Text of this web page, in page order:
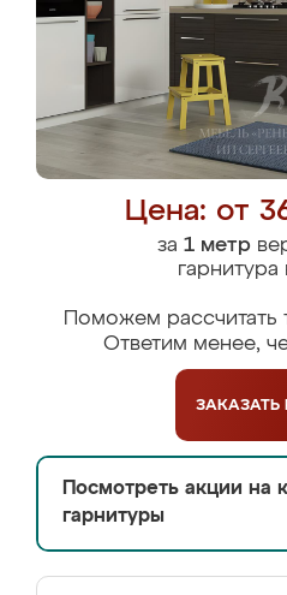
Цена: от
за 1 метр
гарнитура
Поможем рассчитать
Ответим менее,
ЗАКАЗАТЬ
Посмотреть акции на
гарнитуры